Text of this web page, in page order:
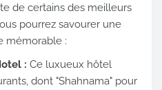
de certains des meilleurs
pourrez savourer une
mémorable :
: Ce luxueux hôtel
dont "Shahnama" pour